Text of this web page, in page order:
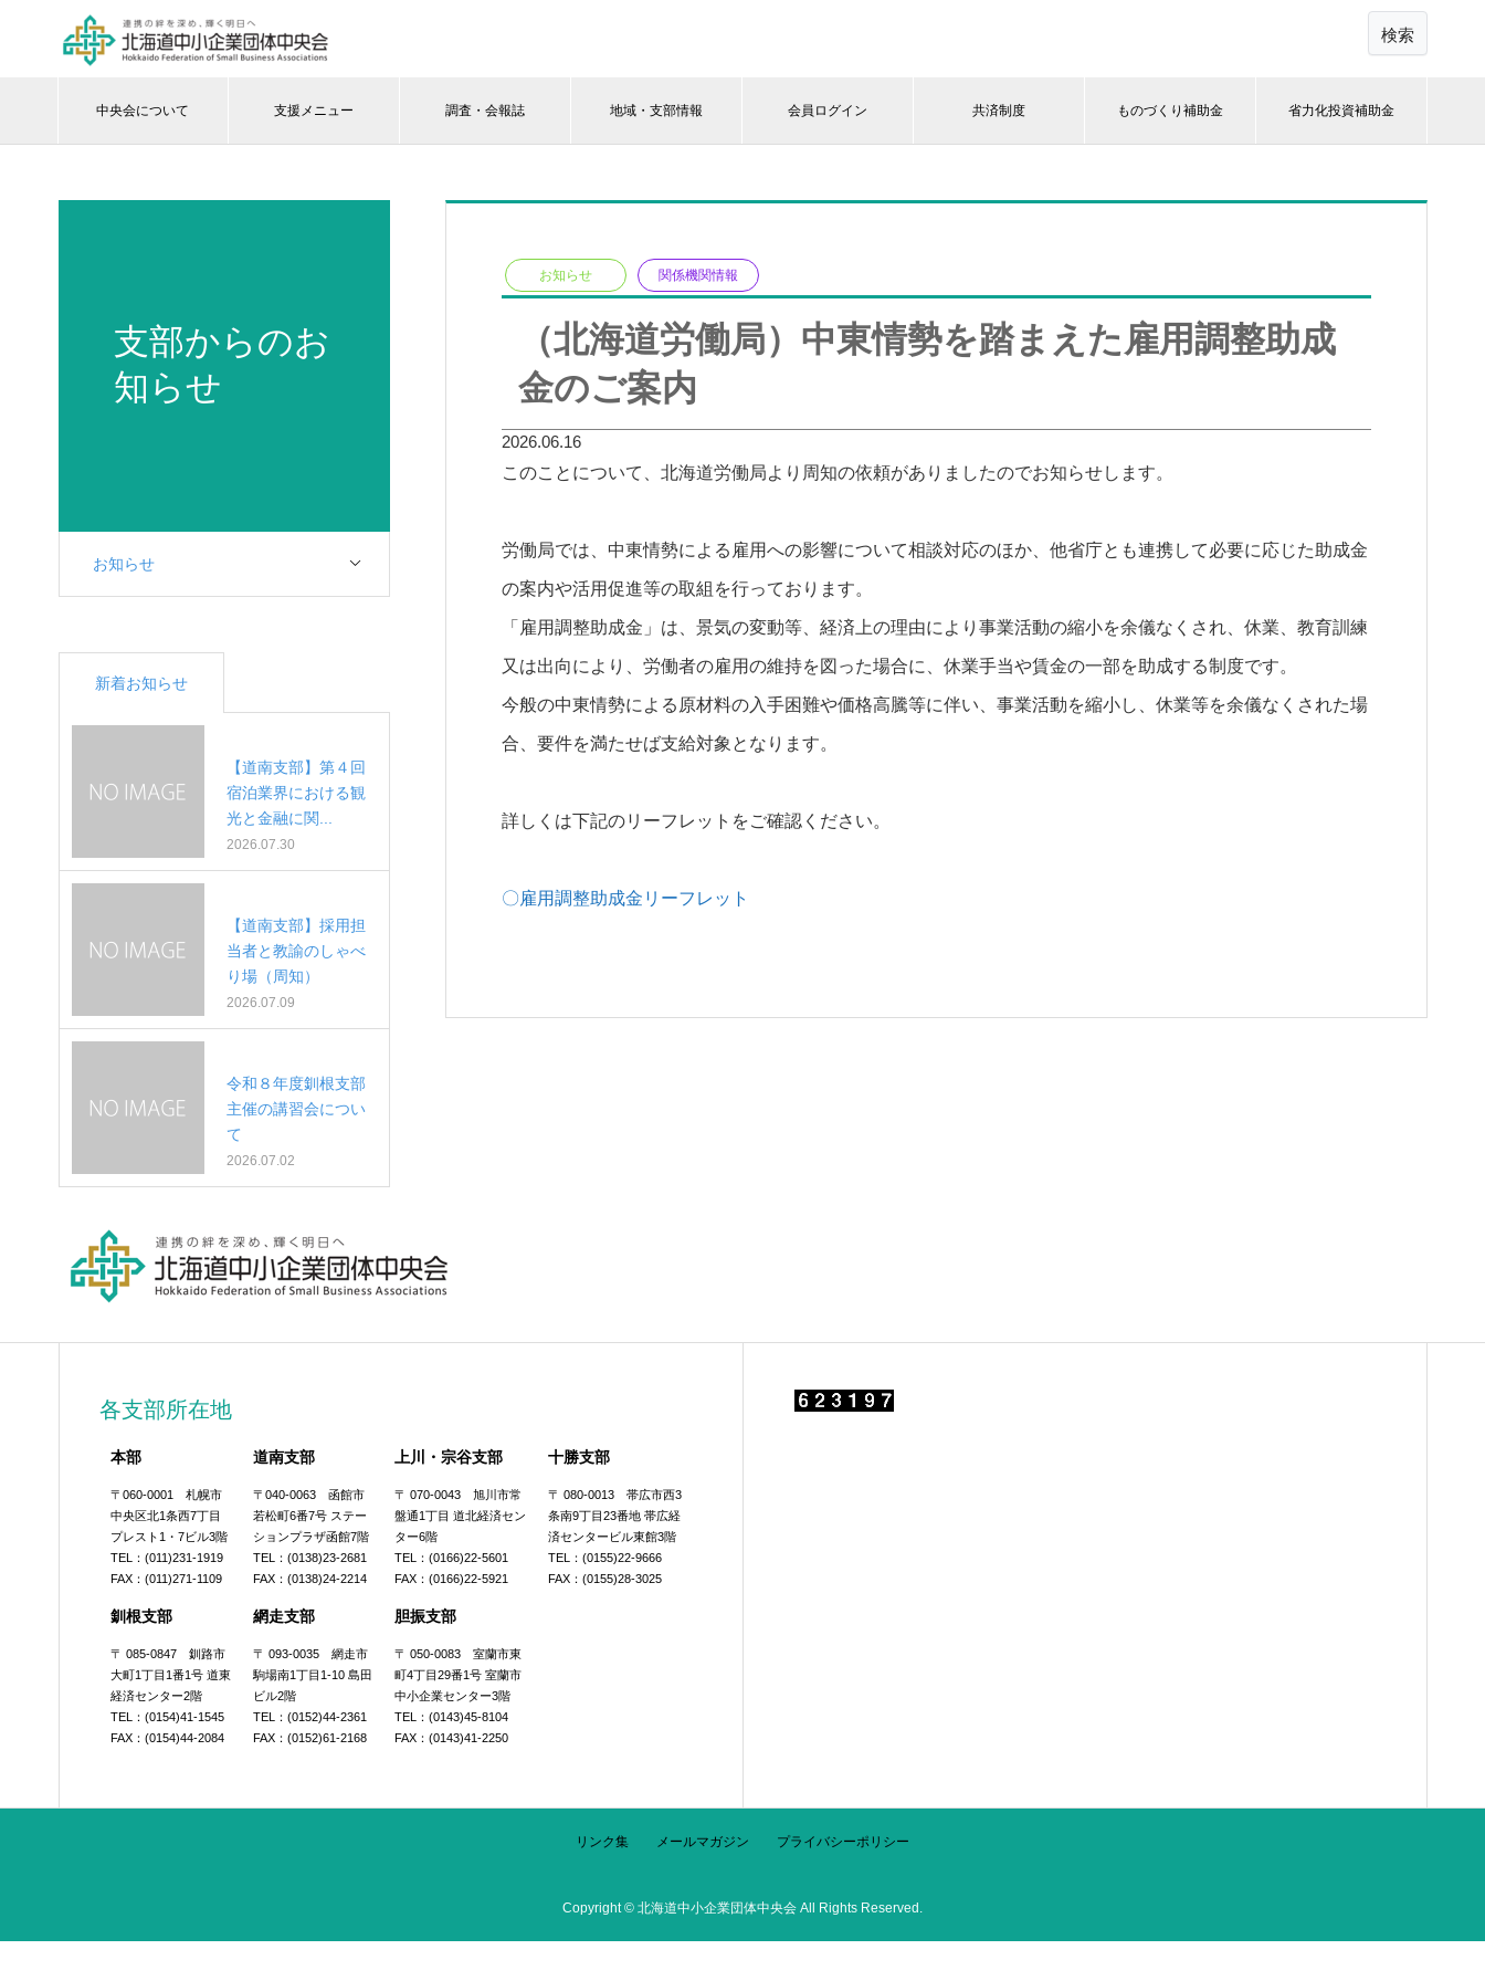
検索
中央会について 支援メニュー 調査・会報誌 地域・支部情報 会員ログイン 共済制度 ものづくり補助金 省力化投資補助金
支部からのお
知らせ
お知らせ
お知らせ 関係機関情報
（北海道労働局）中東情勢を踏まえた雇用調整助成
金のご案内
2026.06.16
このことについて、北海道労働局より周知の依頼がありましたのでお知らせします。
労働局では、中東情勢による雇用への影響について相談対応のほか、他省庁とも連携して必要に応じた助成金
の案内や活用促進等の取組を行っております。
「雇用調整助成金」は、景気の変動等、経済上の理由により事業活動の縮小を余儀なくされ、休業、教育訓練
又は出向により、労働者の雇用の維持を図った場合に、休業手当や賃金の一部を助成する制度です。
今般の中東情勢による原材料の入手困難や価格高騰等に伴い、事業活動を縮小し、休業等を余儀なくされた場
合、要件を満たせば支給対象となります。
詳しくは下記のリーフレットをご確認ください。
〇雇用調整助成金リーフレット
新着お知らせ
【道南支部】第４回
宿泊業界における観
光と金融に関...
2026.07.30
【道南支部】採用担
当者と教諭のしゃべ
り場（周知）
2026.07.09
令和８年度釧根支部
主催の講習会につい
て
2026.07.02
各支部所在地
本部 道南支部 上川・宗谷支部 十勝支部
〒060-0001 札幌市
中央区北1条西7丁目
プレスト1・7ビル3階
TEL：(011)231-1919
FAX：(011)271-1109
〒040-0063 函館市
若松町6番7号 ステー
ションプラザ函館7階
TEL：(0138)23-2681
FAX：(0138)24-2214
〒 070-0043 旭川市常
盤通1丁目 道北経済セン
ター6階
TEL：(0166)22-5601
FAX：(0166)22-5921
〒 080-0013 帯広市西3
条南9丁目23番地 帯広経
済センタービル東館3階
TEL：(0155)22-9666
FAX：(0155)28-3025
釧根支部 網走支部 胆振支部
〒 085-0847 釧路市
大町1丁目1番1号 道東
経済センター2階
TEL：(0154)41-1545
FAX：(0154)44-2084
〒 093-0035 網走市
駒場南1丁目1-10 島田
ビル2階
TEL：(0152)44-2361
FAX：(0152)61-2168
〒 050-0083 室蘭市東
町4丁目29番1号 室蘭市
中小企業センター3階
TEL：(0143)45-8104
FAX：(0143)41-2250
リンク集 メールマガジン プライバシーポリシー
Copyright © 北海道中小企業団体中央会 All Rights Reserved.